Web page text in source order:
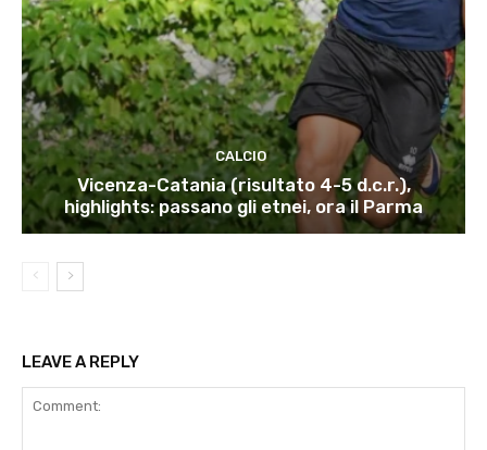
CALCIO
Vicenza-Catania (risultato 4-5 d.c.r.),
highlights: passano gli etnei, ora il Parma
LEAVE A REPLY